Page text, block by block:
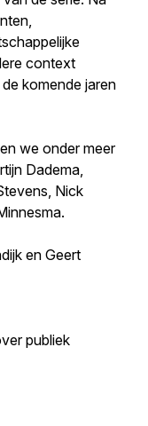
context
komende jaren
we onder meer
Dadema,
Nick
en Geert
publiek